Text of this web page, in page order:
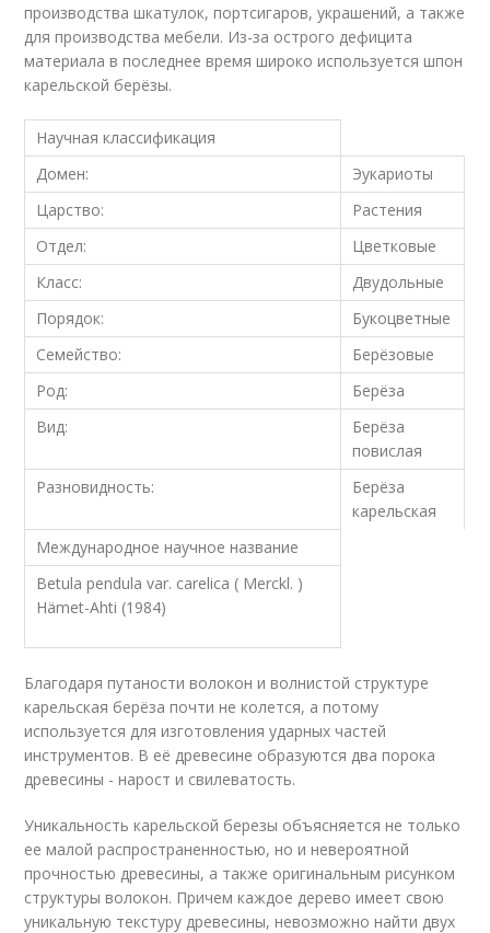
производства шкатулок, портсигаров, украшений, а также
для производства мебели. Из-за острого дефицита
материала в последнее время широко используется шпон
карельской берёзы.
Научная классификация
Домен:
Эукариоты
Царство:
Растения
Отдел:
Цветковые
Класс:
Двудольные
Порядок:
Букоцветные
Семейство:
Берёзовые
Род:
Берёза
Вид:
Берёза
повислая
Разновидность:
Берёза
карельская
Международное научное название
Betula pendula var. carelica ( Merckl. )
Hämet-Ahti (1984)
Благодаря путаности волокон и волнистой структуре
карельская берёза почти не колется, а потому
используется для изготовления ударных частей
инструментов. В её древесине образуются два порока
древесины - нарост и свилеватость.
Уникальность карельской березы объясняется не только
ее малой распространенностью, но и невероятной
прочностью древесины, а также оригинальным рисунком
структуры волокон. Причем каждое дерево имеет свою
уникальную текстуру древесины, невозможно найти двух